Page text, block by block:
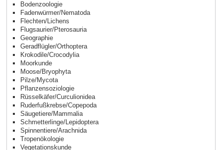
Bodenzoologie
Fadenwürmer/Nematoda
Flechten/Lichens
Flugsaurier/Pterosauria
Geographie
Geradflügler/Orthoptera
Krokodile/Crocodylia
Moorkunde
Moose/Bryophyta
Pilze/Mycota
Pflanzensoziologie
Rüsselkäfer/Curculionidea
Ruderfußkrebse/Copepoda
Säugetiere/Mammalia
Schmetterlinge/Lepidoptera
Spinnentiere/Arachnida
Tropenökologie
Vegetationskunde